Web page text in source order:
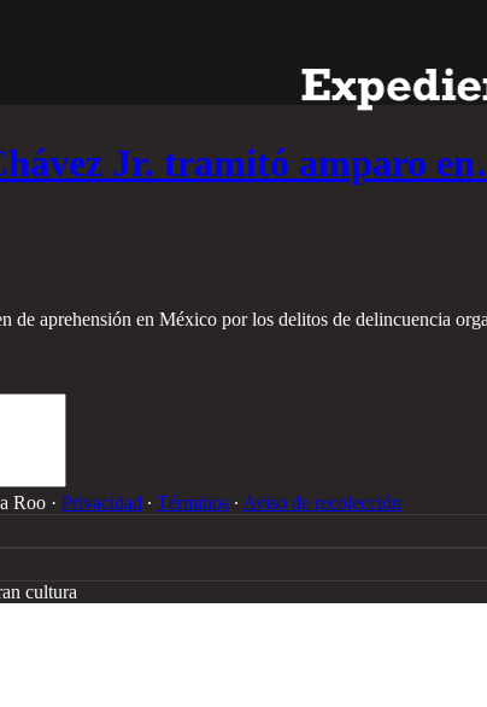
Jr. tramitó amparo
de aprehensión en México por los delitos de delincuencia
Roo · Privacidad ∙ Términos ∙ Aviso de recolección
cultura